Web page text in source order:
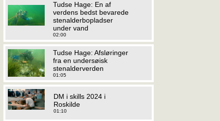
Tudse Hage: En af
verdens bedst bevarede
stenalderbopladser
under vand
02:00
Tudse Hage: Afsløringer
fra en undersøisk
stenalderverden
01:05
DM i skills 2024 i
Roskilde
01:10